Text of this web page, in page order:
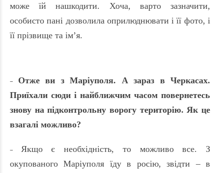
може їй нашкодити. Хоча, варто зазначити,
особисто пані дозволила оприлюднювати і її фото, і
її прізвище та ім’я.
– Отже ви з Маріуполя. А зараз в Черкасах.
Приїхали сюди і найближчим часом повернетесь
знову на підконтрольну ворогу територію. Як це
взагалі можливо?
– Якщо є необхідність, то можливо все. З
окупованого Маріуполя їду в росію, звідти – в